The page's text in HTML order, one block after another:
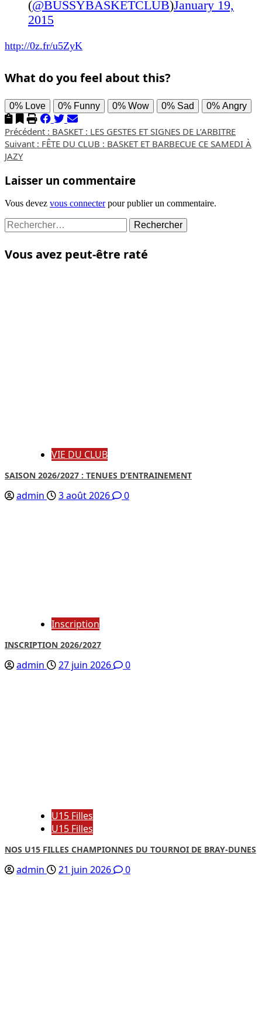
(@BUSSYBASKETCLUB)January 19,
2015
http://0z.fr/u5ZyK
What do you feel about this?
0% Love 0% Funny 0% Wow 0% Sad 0% Angry
Navigation
d’article
Précédent : BASKET : LES GESTES ET SIGNES DE L’ARBITRE
Suivant : FÊTE DU CLUB : BASKET ET BARBECUE CE SAMEDI À
JAZY
Laisser un commentaire
Vous devez vous connecterpour publier un commentaire.
Rechercher :
Vous avez peut-être raté
VIE DU CLUB
SAISON 2026/2027 : TENUES D’ENTRAINEMENT
admin 3 août 2026 0
Inscription
INSCRIPTION 2026/2027
admin 27 juin 2026 0
U15 Filles
U15 Filles
NOS U15 FILLES CHAMPIONNES DU TOURNOI DE BRAY-DUNES
admin 21 juin 2026 0